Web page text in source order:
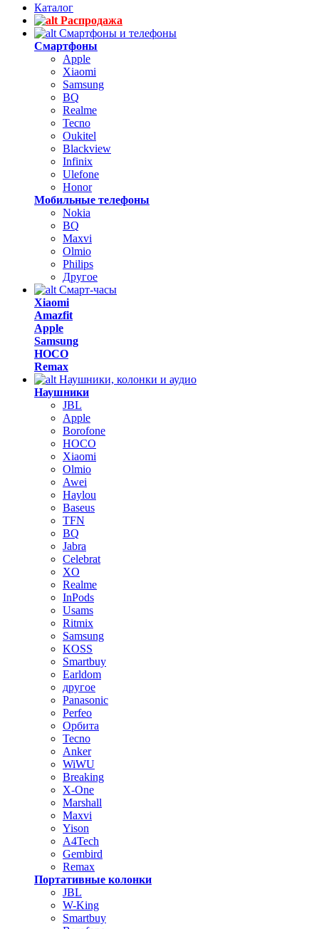
Каталог
Распродажа
Смартфоны и телефоны
Смартфоны
Apple
Xiaomi
Samsung
BQ
Realme
Tecno
Oukitel
Blackview
Infinix
Ulefone
Honor
Мобильные телефоны
Nokia
BQ
Maxvi
Olmio
Philips
Другое
Смарт-часы
Xiaomi
Amazfit
Apple
Samsung
HOCO
Remax
Наушники, колонки и аудио
Наушники
JBL
Apple
Borofone
HOCO
Xiaomi
Olmio
Awei
Haylou
Baseus
TFN
BQ
Jabra
Celebrat
XO
Realme
InPods
Usams
Ritmix
Samsung
KOSS
Smartbuy
Earldom
другое
Panasonic
Perfeo
Орбита
Tecno
Anker
WiWU
Breaking
X-One
Marshall
Maxvi
Yison
A4Tech
Gembird
Remax
Портативные колонки
JBL
W-King
Smartbuy